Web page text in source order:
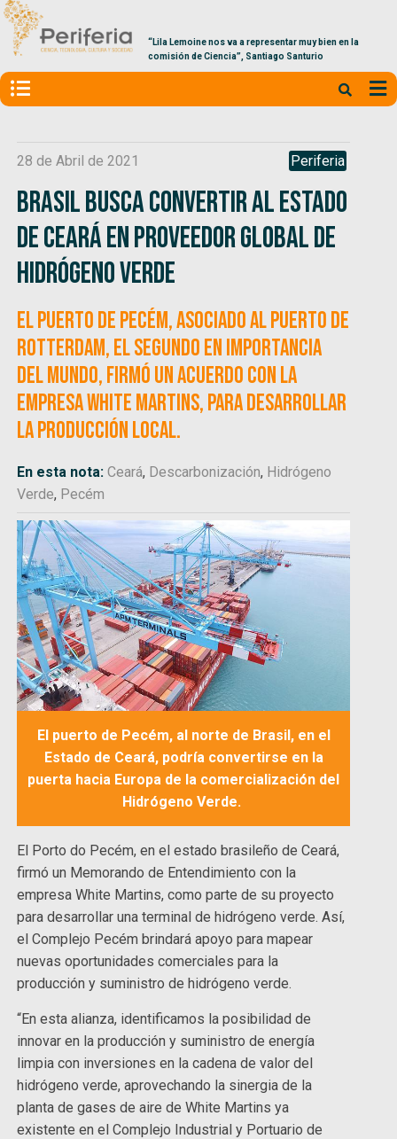
“Lila Lemoine nos va a representar muy bien en la
comisión de Ciencia”, Santiago Santurio
28 de Abril de 2021 Periferia
Brasil busca convertir al Estado
de Ceará en proveedor global de
Hidrógeno Verde
El puerto de Pecém, asociado al puerto de
Rotterdam, el segundo en importancia
del mundo, firmó un acuerdo con la
empresa White Martins, para desarrollar
la producción local.
En esta nota:Ceará, Descarbonización, Hidrógeno
Verde, Pecém
El puerto de Pecém, al norte de Brasil, en el
Estado de Ceará, podría convertirse en la
puerta hacia Europa de la comercialización del
Hidrógeno Verde.
El Porto do Pecém, en el estado brasileño de Ceará,
firmó un Memorando de Entendimiento con la
empresa White Martins, como parte de su proyecto
para desarrollar una terminal de hidrógeno verde. Así,
el Complejo Pecém brindará apoyo para mapear
nuevas oportunidades comerciales para la
producción y suministro de hidrógeno verde.
“En esta alianza, identificamos la posibilidad de
innovar en la producción y suministro de energía
limpia con inversiones en la cadena de valor del
hidrógeno verde, aprovechando la sinergia de la
planta de gases de aire de White Martins ya
existente en el Complejo Industrial y Portuario de